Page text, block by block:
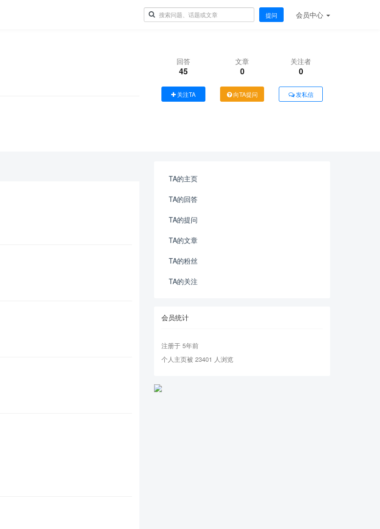
提问 会员中心
回答
45
文章
0
关注者
0
关注TA 向TA提问 发私信
TA的主页
TA的回答
TA的提问
TA的文章
TA的粉丝
TA的关注
会员统计
注册于 5年前
个人主页被 23401 人浏览